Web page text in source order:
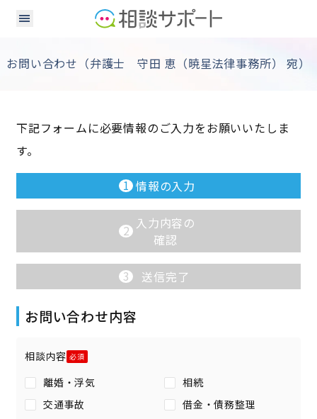
お問い合わせ（弁護士 守田 恵（暁星法律事務所） 宛）
下記フォームに必要情報のご入力をお願いいたしま
す。
1 情報の入力
2 入力内容の
確認
3 送信完了
お問い合わせ内容
相談内容
離婚・浮気
相続
交通事故
借金・債務整理